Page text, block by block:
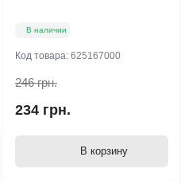
В наличии
Код товара: 625167000
246 грн.
234 грн.
В корзину